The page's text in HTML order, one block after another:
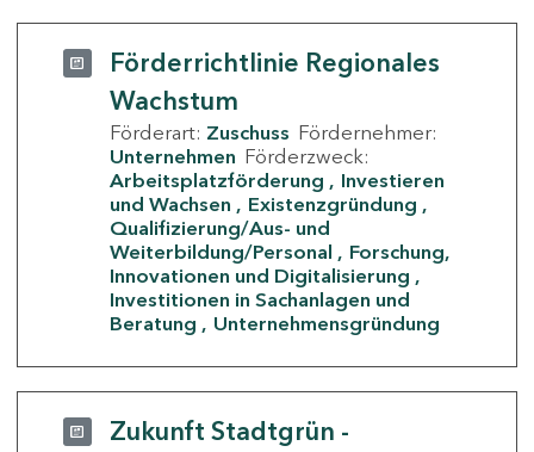
Förderrichtlinie Regionales
Wachstum
Förderart: Zuschuss Fördernehmer:
Unternehmen Förderzweck:
Arbeitsplatzförderung
Investieren
und Wachsen
Existenzgründung
Qualifizierung/Aus- und
Weiterbildung/Personal
Forschung,
Innovationen und Digitalisierung
Investitionen in Sachanlagen und
Beratung
Unternehmensgründung
Zukunft Stadtgrün -